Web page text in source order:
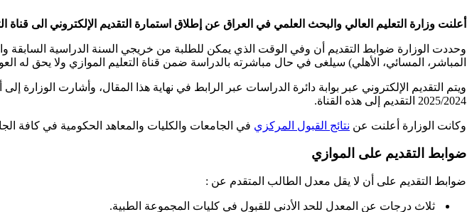
أعلنت وزارة التعليم العالي والبحث العلمي في العراق عن إطلاق استمارة التقديم الإلكتروني الى قناة
وحددت الوزارة ضوابط التقديم أن وفي الوقت الذي يمكن للطلبة من خريجي السنة الدراسية السابقة
المباشر، المسائي، الأهلي) سيلغى في حال مباشرته بالدراسة ضمن قناة التعليم الموازي ولا يحق له
2025/2024 التقديم إلى هذه القناة.
وكانت الوزارة أعلنت عن نتائج القبول المركزي في الجامعات والكليات والمعاهد الحكومية في كافة الجامعات
ضوابط التقديم على الموازي
ضوابط التقديم على أن لا يقل معدل الطالب المتقدم عن :
ثلاث درجات عن المعدل للحد الأدنى للقبول في كليات المجموعة الطبية.